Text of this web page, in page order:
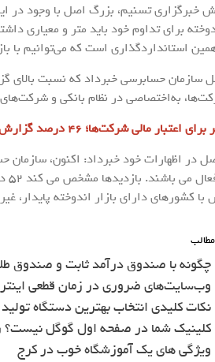
خبرگزاری تسنیم، بزرگ اصل با وجود در
برای تداوم خود باید متر و معیاری
استانداردگذاری است که می‌توانیم با
سازمان حسابرسی خبرداد که نسبت بالای
به‌اختصاصی در نظام بانکی و
مالی شرکت‌ها؛ 46 درصد گزارش‌های حسابرسی در بورس مشروط است
با کشورهای دارای بازار اندوخته پایدار،
چگونه با صندوق درآمد ثابت و صندوق
وب‌سایت‌های ضروری در زمان قطعی
نکات کلیدی انتخاب بهترین دستگاه تولید
کلینیک شما در صفحه اول گوگل
ویژگی های یک آموزشگاه خوب در کرج